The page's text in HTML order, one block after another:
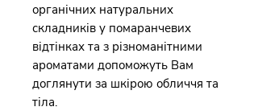
органічних натуральних
складників у помаранчевих
відтінках та з різноманітними
ароматами допоможуть Вам
доглянути за шкірою обличчя та
тіла.